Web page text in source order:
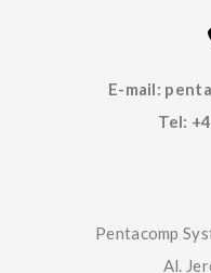
E-mail:
Tel:
Pentacomp
Al.